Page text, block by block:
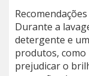
Durante a
detergente e
produtos, como
prejudicar o